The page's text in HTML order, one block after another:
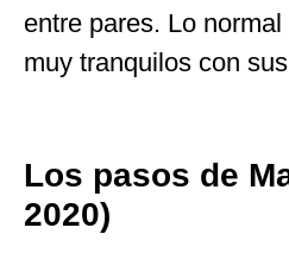
entre pares. Lo
muy tranquilos con
Los pasos de
2020)